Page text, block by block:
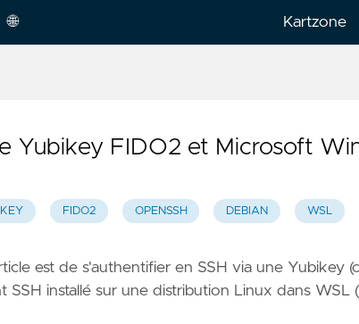
🌐 Kartzone
Yubikey FIDO2 et Microsoft
FIDO2 OPENSSH DEBIAN WSL
est de s'authentifier en SSH via une Yubikey
SSH installé sur une distribution Linux dans WSL